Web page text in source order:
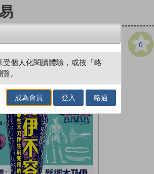
0
受個人化閱讀體驗，或按「略
。
成為會員 登入 略過